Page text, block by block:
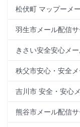
松伏町 マップーメ
羽生市メール配信
きさい安全安心メ
秩父市安心・安全
吉川市 安全・安心
熊谷市メール配信